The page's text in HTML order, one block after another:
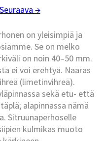
Seuraava →
on yleisimpiä ja
Se on melko
on noin 40–50 mm.
ei voi erehtyä. Naaras
(limetinvihreä).
sekä etu- että
alapinnassa nämä
Sitruunaperhoselle
kulmikas muoto